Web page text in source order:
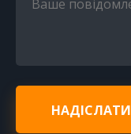
НАДІСЛАТИ